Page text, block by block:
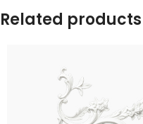
Related products